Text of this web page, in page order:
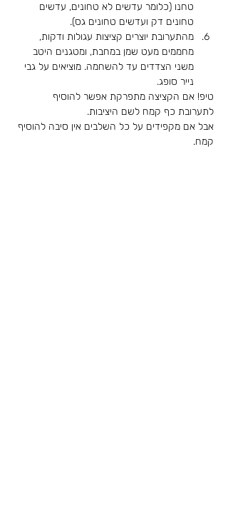
טחנו (כלומר עדשים לא טחונים, עדשים
טחונים דק ועדשים טחונים גס).
מהתערובת יוצרים קציצות עגולות ודקות,
מחממים מעט שמן במחבת, ומטגנים היטב
משני הצדדים עד להשחמה. מוציאים על גבי
נייר סופג.
טיפ! אם הקציצה מתפרקת אפשר להוסיף
לתערובת כף קמח לשם היציבות.
אבל אם מקפידים על כל השלבים אין סיבה להוסיף
קמח.